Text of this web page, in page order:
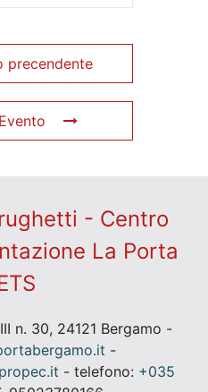
precendente
- Centro
La Porta
n. 30, 24121 Bergamo -
-
- telefono: +035